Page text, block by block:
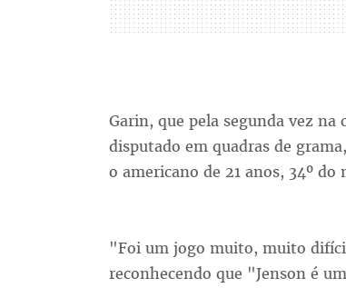
Garin, que pela segunda vez na
disputado em quadras de
o americano de 21 anos, 34º do
"Foi um jogo muito, muito
reconhecendo que "Jenson é